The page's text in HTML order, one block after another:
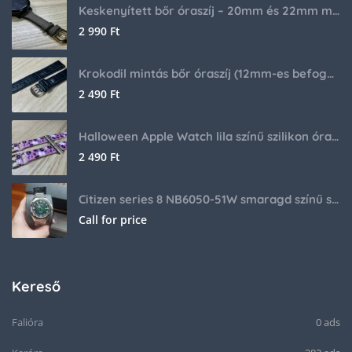
Keskenyített bőr óraszíj – 20mm és 22mm méretben
2 990 Ft
Krokodil mintás bőr óraszíj (12mm-es befogóval rendelkező órához)
2 490 Ft
Halloween Apple Watch lila színű szilikon óraszíj
2 490 Ft
Citizen series 8 NB6050-51W smaragd színű számlappal
Call for price
Kereső
Falióra 0 ads